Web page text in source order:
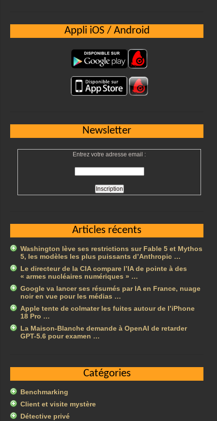
Appli iOS / Android
Newsletter
Entrez votre adresse email :
Articles récents
Washington lève ses restrictions sur Fable 5 et Mythos
5, les modèles les plus puissants d’Anthropic …
Le directeur de la CIA compare l’IA de pointe à des
« armes nucléaires numériques » …
Google va lancer ses résumés par IA en France, nuage
noir en vue pour les médias …
Apple tente de colmater les fuites autour de l’iPhone
18 Pro …
La Maison-Blanche demande à OpenAI de retarder
GPT-5.6 pour examen …
Catégories
Benchmarking
Client et visite mystère
Détective privé